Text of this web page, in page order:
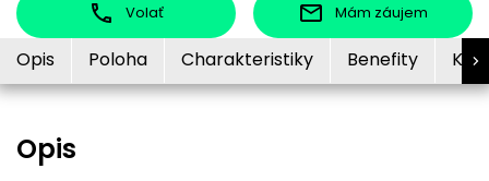
Volať Mám záujem
Opis Poloha Charakteristiky Benefity
Opis